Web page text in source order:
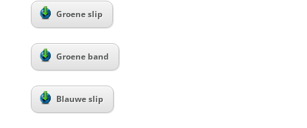
Groene slip
Groene band
Blauwe slip